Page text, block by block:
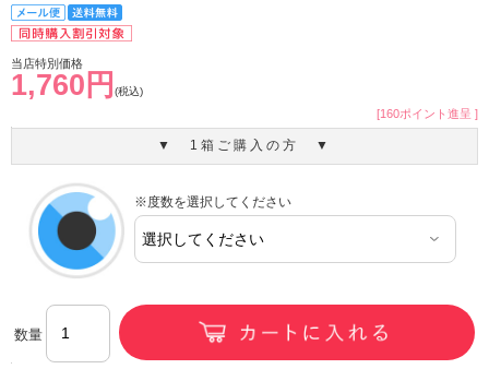
当店特別価格
1,760円 (税込)
[160ポイント進呈 ]
▼ 1箱ご購入の方 ▼
※度数を選択してください
数量